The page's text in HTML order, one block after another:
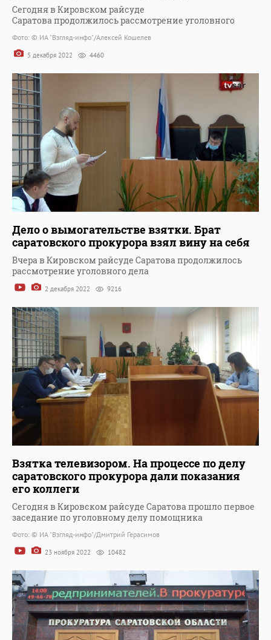
Сегодня в Кировском райсуде
Саратова продолжилось рассмотрение уголовного
Фото: © ИА "Взгляд-инфо"/Алексей Кошелев
5 декабря 2022 4460
Дело о вымогательстве взятки. Брат
саратовского прокурора взял вину на себя
Вчера в Кировском райсуде Саратова продолжилось
рассмотрение уголовного дела
2 декабря 2022 9216
Взятка телевизором. На процессе по делу
саратовского прокурора дали показания
его коллеги
Сегодня в Кировском райсуде Саратова прошло первое
заседание по уголовному делу помощника
Фото: © ИА "Взгляд-инфо"/Дмитрий Герасимов
23 ноября 2022 10482